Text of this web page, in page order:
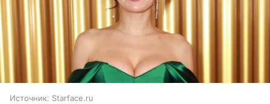
Источник: Starface.ru